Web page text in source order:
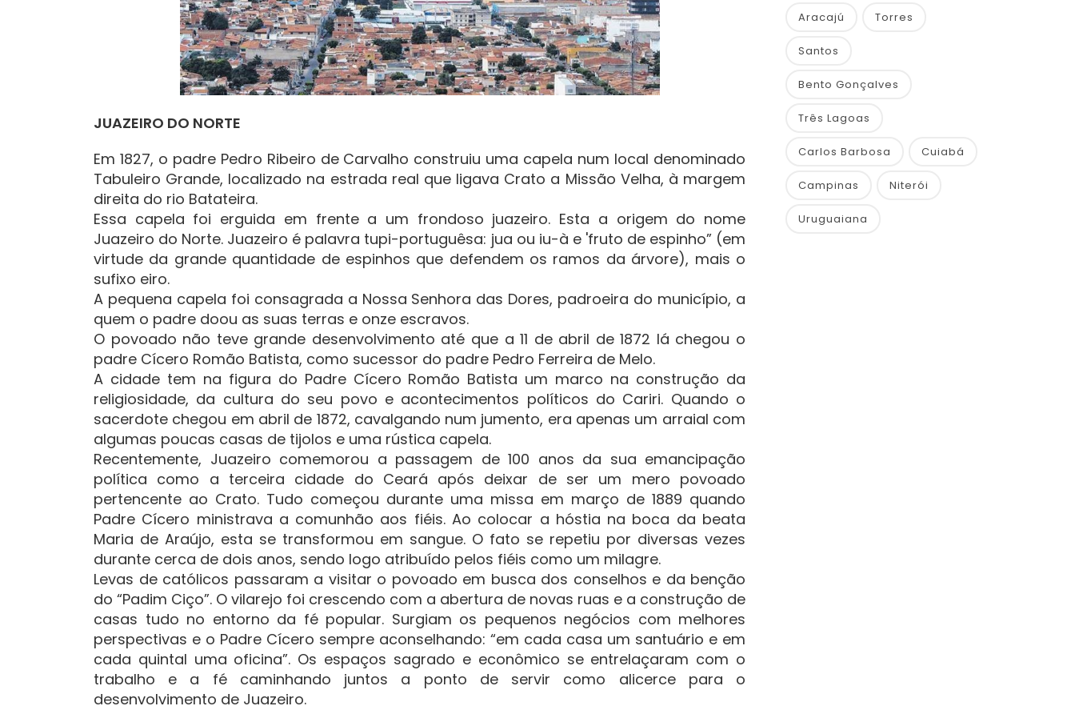
JUAZEIRO DO NORTE
Em 1827, o padre Pedro Ribeiro de Carvalho construiu uma capela num local denominado
Tabuleiro Grande, localizado na estrada real que ligava Crato a Missão Velha, à margem
direita do rio Batateira.
Essa capela foi erguida em frente a um frondoso juazeiro. Esta a origem do nome
Juazeiro do Norte. Juazeiro é palavra tupi-portuguêsa: jua ou iu-à e 'fruto de espinho” (em
virtude da grande quantidade de espinhos que defendem os ramos da árvore), mais o
sufixo eiro.
A pequena capela foi consagrada a Nossa Senhora das Dores, padroeira do município, a
quem o padre doou as suas terras e onze escravos.
O povoado não teve grande desenvolvimento até que a 11 de abril de 1872 lá chegou o
padre Cícero Romão Batista, como sucessor do padre Pedro Ferreira de Melo.
A cidade tem na figura do Padre Cícero Romão Batista um marco na construção da
religiosidade, da cultura do seu povo e acontecimentos políticos do Cariri. Quando o
sacerdote chegou em abril de 1872, cavalgando num jumento, era apenas um arraial com
algumas poucas casas de tijolos e uma rústica capela.
Recentemente, Juazeiro comemorou a passagem de 100 anos da sua emancipação
política como a terceira cidade do Ceará após deixar de ser um mero povoado
pertencente ao Crato. Tudo começou durante uma missa em março de 1889 quando
Padre Cícero ministrava a comunhão aos fiéis. Ao colocar a hóstia na boca da beata
Maria de Araújo, esta se transformou em sangue. O fato se repetiu por diversas vezes
durante cerca de dois anos, sendo logo atribuído pelos fiéis como um milagre.
Levas de católicos passaram a visitar o povoado em busca dos conselhos e da benção
do “Padim Ciço”. O vilarejo foi crescendo com a abertura de novas ruas e a construção de
casas tudo no entorno da fé popular. Surgiam os pequenos negócios com melhores
perspectivas e o Padre Cícero sempre aconselhando: “em cada casa um santuário e em
cada quintal uma oficina”. Os espaços sagrado e econômico se entrelaçaram com o
trabalho e a fé caminhando juntos a ponto de servir como alicerce para o
desenvolvimento de Juazeiro.
Aracajú Torres
Santos
Bento Gonçalves
Três Lagoas
Carlos Barbosa Cuiabá
Campinas Niterói
Uruguaiana